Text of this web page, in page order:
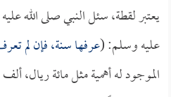
يعتبر لقطة، سئل النبي صلى الله
عليه وسلم: (عرفها سنة، فإن لم
الموجود له أهمية مثل مائة ريال،